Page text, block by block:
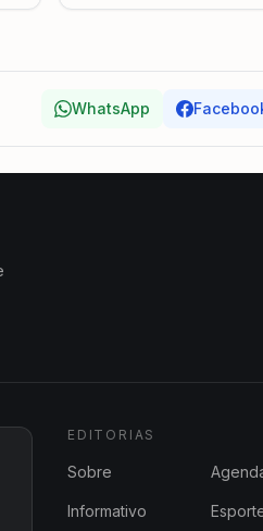
WhatsApp
EDITORIAS
Sobre
Informativo